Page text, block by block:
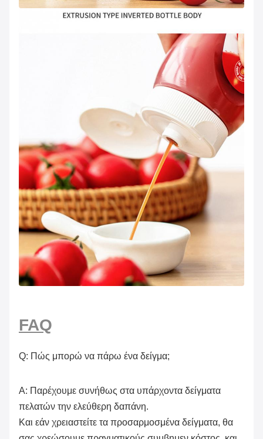
FAQ
Q: Πώς μπορώ να πάρω ένα δείγμα;
Α: Παρέχουμε συνήθως στα υπάρχοντα δείγματα
πελατών την ελεύθερη δαπάνη.
Και εάν χρειαστείτε τα προσαρμοσμένα δείγματα, θα